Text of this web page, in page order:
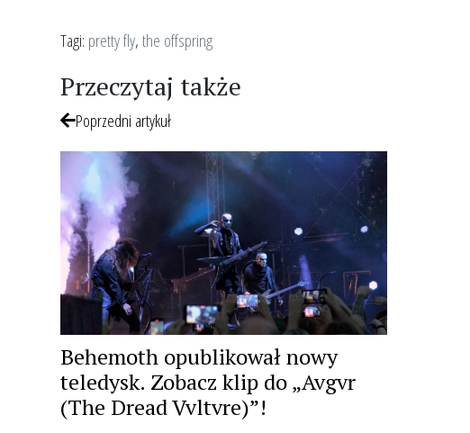
Tagi: pretty fly,the offspring
Przeczytaj także
Poprzedni artykuł
Behemoth opublikował nowy
teledysk. Zobacz klip do „Avgvr
(The Dread Vvltvre)”!